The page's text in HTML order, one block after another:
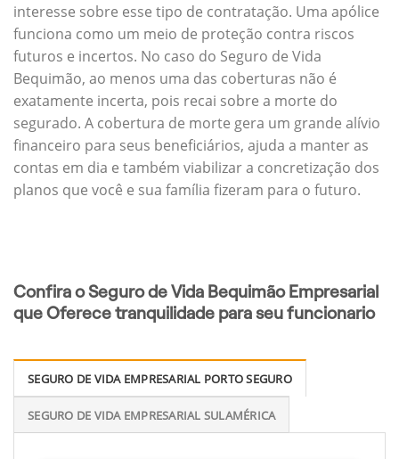
interesse sobre esse tipo de contratação. Uma apólice
funciona como um meio de proteção contra riscos
futuros e incertos. No caso do Seguro de Vida
Bequimão, ao menos uma das coberturas não é
exatamente incerta, pois recai sobre a morte do
segurado. A cobertura de morte gera um grande alívio
financeiro para seus beneficiários, ajuda a manter as
contas em dia e também viabilizar a concretização dos
planos que você e sua família fizeram para o futuro.
Confira o Seguro de Vida Bequimão Empresarial
que Oferece tranquilidade para seu funcionario
SEGURO DE VIDA EMPRESARIAL PORTO SEGURO
SEGURO DE VIDA EMPRESARIAL SULAMÉRICA